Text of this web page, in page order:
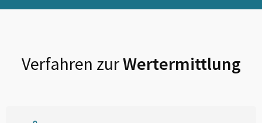
Verfahren zurWertermittlung